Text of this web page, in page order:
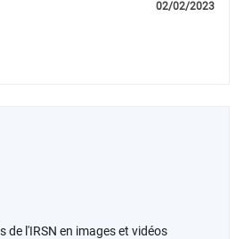
02/02/2023
de l'IRSN en images et vidéos